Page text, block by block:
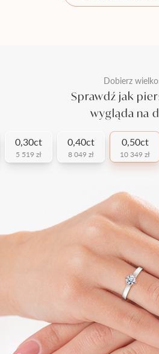
Dobierz
Sprawdź jak
wygląda na
0,30ct
5 519 zł
0,40ct
8 049 zł
0,50ct
10 349 zł